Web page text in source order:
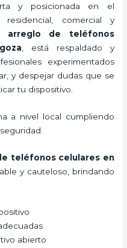
y posicionada en el
residencial, comercial y
arreglo de teléfonos
, está respaldado y
experimentados
y despejar dudas que se
tu dispositivo.
a nivel local cumpliendo
teléfonos celulares en
y cauteloso, brindando
abierto